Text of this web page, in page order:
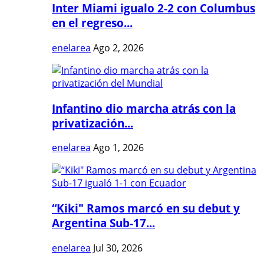
Inter Miami igualo 2-2 con Columbus
en el regreso...
enelarea Ago 2, 2026
Infantino dio marcha atrás con la
privatización...
enelarea Ago 1, 2026
“Kiki" Ramos marcó en su debut y
Argentina Sub-17...
enelarea Jul 30, 2026